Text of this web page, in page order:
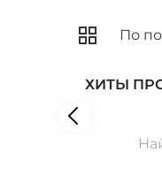
ХИТЫ